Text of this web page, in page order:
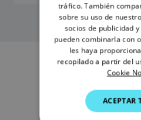
tráfico. También
sobre su uso de
socios de publicidad
pueden combinarla con
les haya
recopilado a partir del
Cookie
ACEPTAR